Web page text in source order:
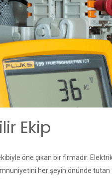
Ekip
öne çıkan bir firmadır.
her şeyin önünde